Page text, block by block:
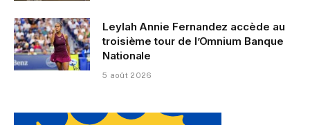
Leylah Annie Fernandez accède au
troisième tour de l’Omnium Banque
Nationale
5 août 2026